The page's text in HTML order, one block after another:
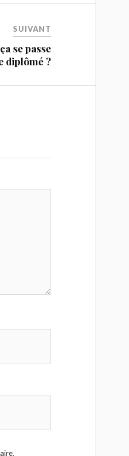
SUIVANT
se passe
diplômé ?